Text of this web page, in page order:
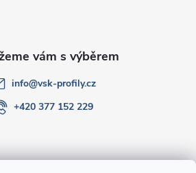
info@vsk-profily.cz
+420 377 152 229